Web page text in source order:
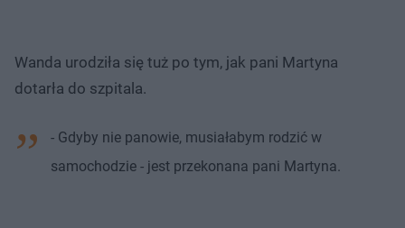
Wanda urodziła się tuż po tym, jak pani Martyna
dotarła do szpitala.
- Gdyby nie panowie, musiałabym rodzić w
samochodzie - jest przekonana pani Martyna.